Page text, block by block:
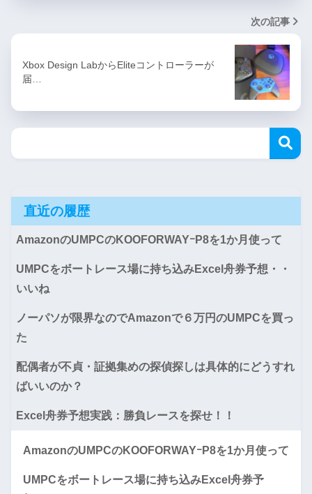
次の記事
Xbox Design LabからEliteコントローラーが
届…
直近の履歴
AmazonのUMPCのKOOFORWAYｰP8を1か月使って
UMPCをボートレース場に持ち込みExcel舟券予想・・
いいね
ノーパソが限界なのでAmazonで６万円のUMPCを買っ
た
配偶者が不貞・証拠集めの探偵探しは具体的にどうすれ
ばいいのか？
Excel舟券予想実践：勝負レースを探せ！！
AmazonのUMPCのKOOFORWAYｰP8を1か月使って
UMPCをボートレース場に持ち込みExcel舟券予